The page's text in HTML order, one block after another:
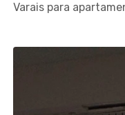
Varais para